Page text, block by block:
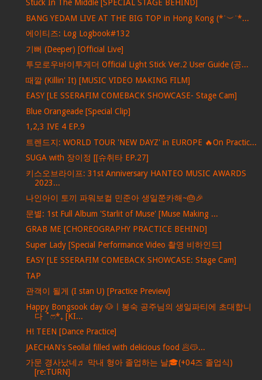
Stuck In The Middle [SPECIAL STAGE BEHIND]
BANG YEDAM LIVE AT THE BIG TOP in Hong Kong (*˙︶˙*...
에이티즈: Log Logbook#132
기뻐 (Deeper) [Official Live]
투모로우바이투게더 Official Light Stick Ver.2 User Guide (공...
때깔 (Killin' It) [MUSIC VIDEO MAKING FILM]
EASY [LE SSERAFIM COMEBACK SHOWCASE- Stage Cam]
Blue Orangeade [Special Clip]
1,2,3 IVE 4 EP.9
트렌드지: WORLD TOUR 'NEW DAYZ' in EUROPE 🔥On Practic...
SUGA with 장이정 [[슈취타 EP.27]
키스오브라이프: 31st Anniversary HANTEO MUSIC AWARDS
2023...
나인아이 토끼 파워보컬 민준아 생일쭌카해~🎂🎉
문별: 1st Full Album 'Starlit of Muse' [Muse Making ...
GRAB ME [CHOREOGRAPHY PRACTICE BEHIND]
Super Lady [Special Performance Video 촬영 비하인드]
EASY [LE SSERAFIM COMEBACK SHOWCASE: Stage Cam]
TAP
관객이 될게 (I stan U) [Practice Preview]
Happy Bongsook day 🐶ㅣ봉숙 공주님의 생일파티에 초대합니
다 ˚ෆ*₊ [KI...
H! TEEN [Dance Practice]
JAECHAN's Seollal filled with delicious food 🥟😽...
가문 경사났네♬ 막내 형아 졸업하는 날🎓(+04즈 졸업식)
[re:TURN]